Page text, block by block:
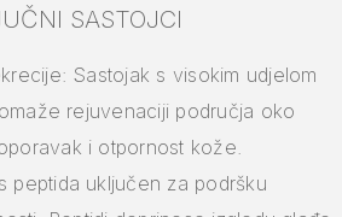
SASTOJCI
Sastojak s visokim udjelom
rejuvenaciji područja oko
i otpornost kože.
peptida uključen za podršku